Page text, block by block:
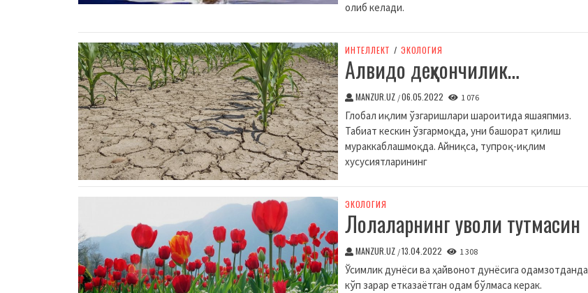
олиб келади.
ИНТЕЛЛЕКТ / ЭКОЛОГИЯ
Алвидо деҳқончилик…
MANZUR.UZ /06.05.2022 1 076
Глобал иқлим ўзгаришлари шароитида яшаяпмиз.
Табиат кескин ўзгармоқда, уни башорат қилиш
мураккаблашмоқда. Айниқса, тупроқ-иқлим
хусусиятларининг
ЭКОЛОГИЯ
Лолаларнинг уволи тутмасин
MANZUR.UZ /13.04.2022 1 308
Ўсимлик дунёси ва ҳайвонот дунёсига одамзотданда
кўп зарар етказаётган одам бўлмаса керак.